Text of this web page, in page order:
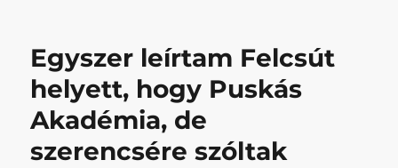
Hercegfalvi
késeléssel
felérő
volt
Egyszer leírtam Felcsút
helyett, hogy Puskás
Akadémia, de
szerencsére szóltak